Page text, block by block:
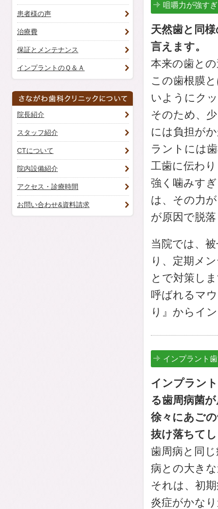
咀嚼力が強す
天然歯と同
言えます。
本来の歯と
この歯根膜
いようにク
そのため、
には負担が
ラントには
工歯に伝わ
強く噛みす
は、その力
が原因で脱
当院では、
り、定期メ
とで対策し
呼ばれるマ
り』からイ
インプラント
インプラン
る歯周病菌
徐々にあご
抜け落ちて
歯周病と同
病との大き
それは、初
炎症がかな
患者様の声
治療費
保証とメンテナンス
インプラントのＱ＆Ａ
院長紹介
スタッフ紹介
CTについて
院内設備紹介
アクセス・診療時間
お問い合わせ&資料請求